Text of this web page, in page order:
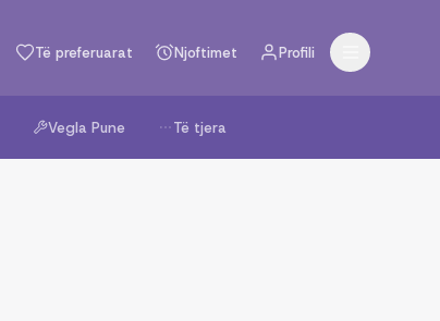
Të preferuarat Njoftimet Profili
Vegla Pune Të tjera